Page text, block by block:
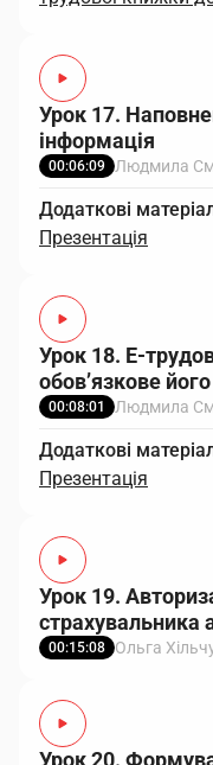
Урок 17.
інформація
00:06:09 Людмила
Додаткові
Презентація
Урок 18. Е-
обов’язкове
00:08:01 Людмила
Додаткові
Презентація
Урок 19.
страхувальника
00:15:08 Ольга
Урок 20.